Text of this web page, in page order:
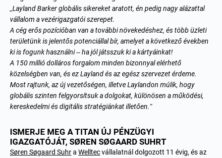
„Layland Barker globális sikereket aratott, én pedig nagy alázattal
vállalom a vezérigazgatói szerepet.
A cég erős pozícióban van a további növekedéshez, és több üzleti
területünk is jelentős potenciállal bír, amelyet a következő években
ki is fogunk használni – ha jól játsszuk ki a kártyáinkat!
A 150 millió dolláros forgalom minden bizonnyal elérhető
közelségben van, és ez Layland és az egész szervezet érdeme.
Most rajtunk, az új vezetőségen, illetve Laylandon múlik, hogy
globális szinten felgyorsítsuk a dolgokat, különösen a működési,
kereskedelmi és digitális stratégiánkat illetően.”
ISMERJE MEG A TITAN ÚJ PÉNZÜGYI
IGAZGATÓJÁT, SØREN SØGAARD SUHRT
Søren Søgaard Suhra Welltecvállalatnál dolgozott 11 évig, és az